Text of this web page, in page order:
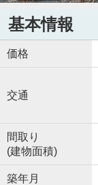
基本情報
価格
交通
間取り
(建物面積)
築年月